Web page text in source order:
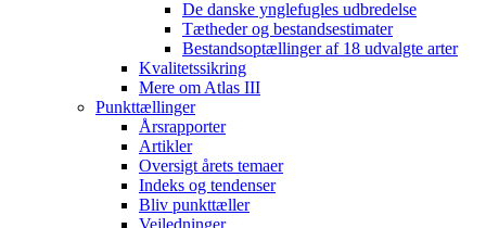
De danske ynglefugles udbredelse
Tætheder og bestandsestimater
Bestandsoptællinger af 18 udvalgte arter
Kvalitetssikring
Mere om Atlas III
Punkttællinger
Årsrapporter
Artikler
Oversigt årets temaer
Indeks og tendenser
Bliv punkttæller
Vejledninger